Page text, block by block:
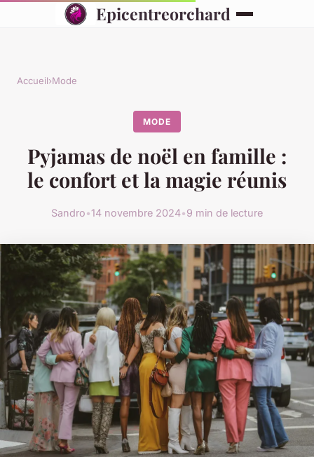
Epicentreorchard
Accueil›Mode
MODE
Pyjamas de noël en famille :
le confort et la magie réunis
Sandro•14 novembre 2024•9 min de lecture